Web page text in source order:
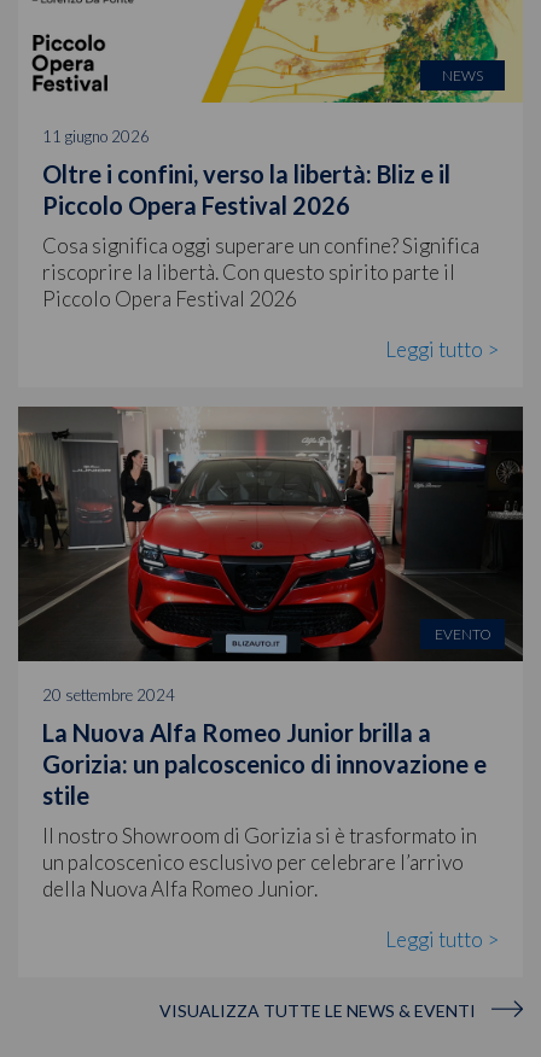
NEWS
11 giugno 2026
Oltre i confini, verso la libertà: Bliz e il
Piccolo Opera Festival 2026
Cosa significa oggi superare un confine? Significa
riscoprire la libertà. Con questo spirito parte il
Piccolo Opera Festival 2026
Leggi tutto >
EVENTO
20 settembre 2024
La Nuova Alfa Romeo Junior brilla a
Gorizia: un palcoscenico di innovazione e
stile
Il nostro Showroom di Gorizia si è trasformato in
un palcoscenico esclusivo per celebrare l’arrivo
della Nuova Alfa Romeo Junior.
Leggi tutto >
VISUALIZZA TUTTE LE NEWS & EVENTI